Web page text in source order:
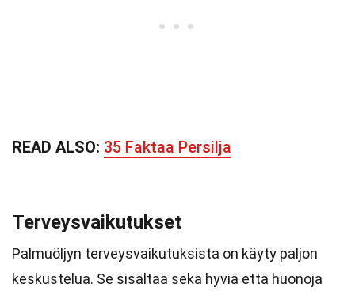
READ ALSO: 35 Faktaa Persilja
Terveysvaikutukset
Palmuöljyn terveysvaikutuksista on käyty paljon
keskustelua. Se sisältää sekä hyviä että huonoja